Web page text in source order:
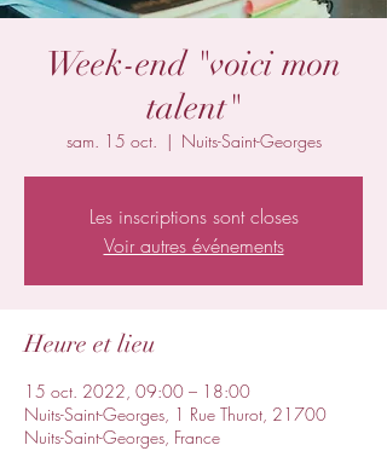
Week-end "voici mon
talent"
sam. 15 oct.
  |
Nuits-Saint-Georges
Les inscriptions sont closes
Voir autres événements
Heure et lieu
15 oct. 2022, 09:00 – 18:00
Nuits-Saint-Georges, 1 Rue Thurot, 21700
Nuits-Saint-Georges, France